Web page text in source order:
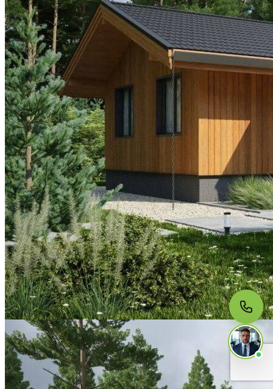
МЫ НА СВЯЗИ
Пишите нам
Онлайн · ответим за 5 минут
в рабочее время
Telegram
WhatsApp
MAX